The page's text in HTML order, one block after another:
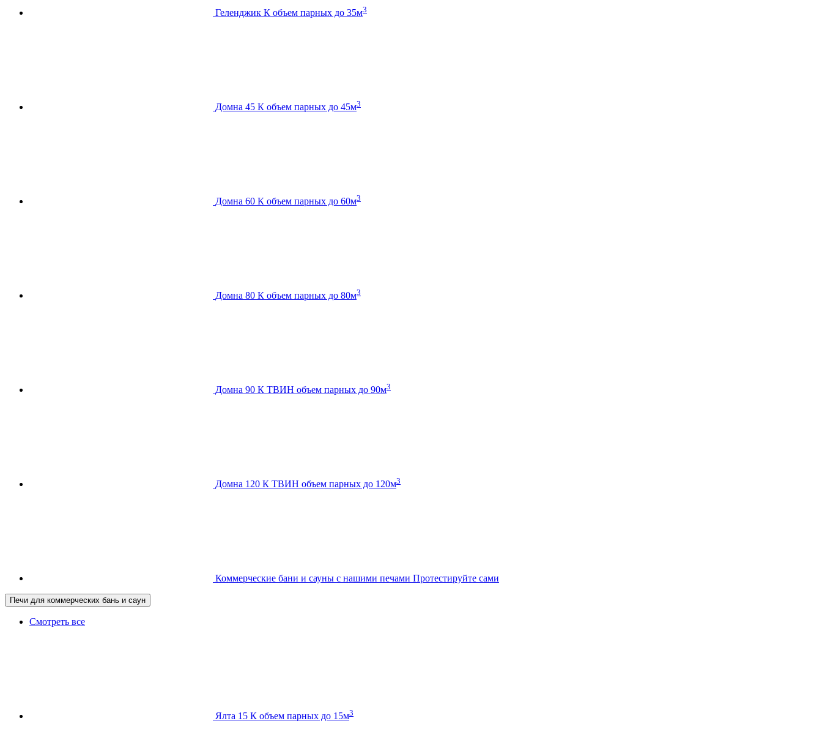
Геленджик К объем парных до 35м3
Домна 45 К объем парных до 45м3
Домна 60 К объем парных до 60м3
Домна 80 К объем парных до 80м3
Домна 90 К ТВИН объем парных до 90м3
Домна 120 К ТВИН объем парных до 120м3
Коммерческие бани и сауны с нашими печами Протестируйте сами
Печи для коммерческих бань и саун
Смотреть все
Ялта 15 К объем парных до 15м3